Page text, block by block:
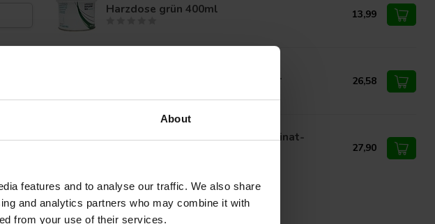
About
features and to analyse our traffic. We also share
and analytics partners who may combine it with
from your use of their services.
Harzdose grün 400ml 13,99
Kliniplast Bordüre 10x30cm steril 26,58
Kliniderm Alginate Standard-Alginat-
27,90